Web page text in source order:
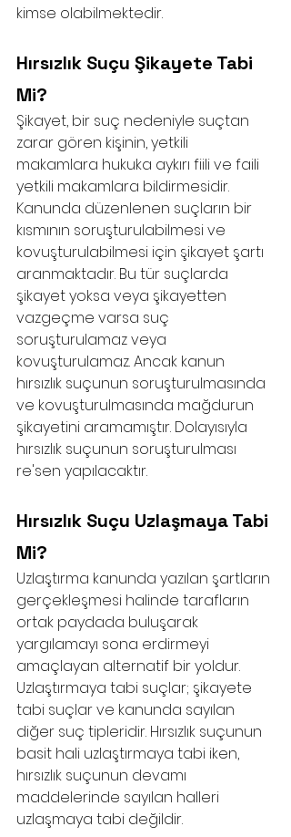
kimse olabilmektedir.
Hırsızlık Suçu Şikayete Tabi
Mi?
Şikayet, bir suç nedeniyle suçtan
zarar gören kişinin, yetkili
makamlara hukuka aykırı fiili ve faili
yetkili makamlara bildirmesidir.
Kanunda düzenlenen suçların bir
kısmının soruşturulabilmesi ve
kovuşturulabilmesi için şikayet şartı
aranmaktadır. Bu tür suçlarda
şikayet yoksa veya şikayetten
vazgeçme varsa suç
soruşturulamaz veya
kovuşturulamaz. Ancak kanun
hırsızlık suçunun soruşturulmasında
ve kovuşturulmasında mağdurun
şikayetini aramamıştır. Dolayısıyla
hırsızlık suçunun soruşturulması
re'sen yapılacaktır.
Hırsızlık Suçu Uzlaşmaya Tabi
Mi?
Uzlaştırma kanunda yazılan şartların
gerçekleşmesi halinde tarafların
ortak paydada buluşarak
yargılamayı sona erdirmeyi
amaçlayan alternatif bir yoldur.
Uzlaştırmaya tabi suçlar; şikayete
tabi suçlar ve kanunda sayılan
diğer suç tipleridir. Hırsızlık suçunun
basit hali uzlaştırmaya tabi iken,
hırsızlık suçunun devamı
maddelerinde sayılan halleri
uzlaşmaya tabi değildir.